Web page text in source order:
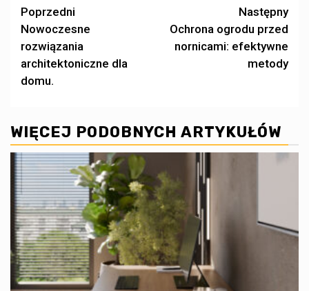
Zobacz
wpisy
Poprzedni
Nowoczesne
rozwiązania
architektoniczne dla
domu.
Następny
Ochrona ogrodu przed
nornicami: efektywne
metody
WIĘCEJ PODOBNYCH ARTYKUŁÓW